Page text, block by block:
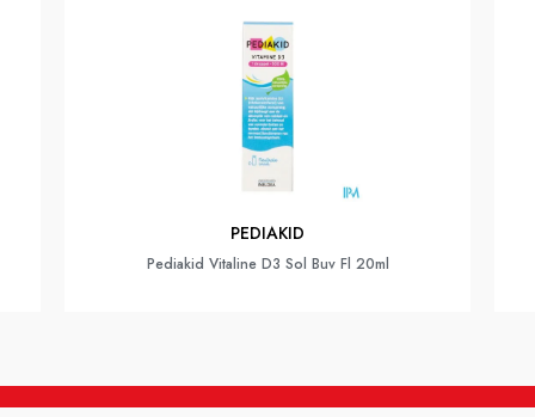
PEDIAKID
Pediakid Vitaline D3 Sol Buv Fl 20ml